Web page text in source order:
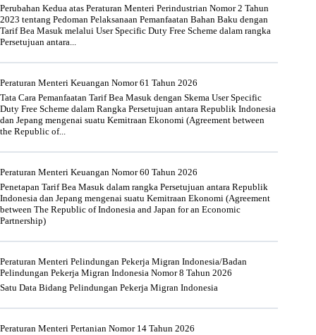
Perubahan Kedua atas Peraturan Menteri Perindustrian Nomor 2 Tahun
2023 tentang Pedoman Pelaksanaan Pemanfaatan Bahan Baku dengan
Tarif Bea Masuk melalui User Specific Duty Free Scheme dalam rangka
Persetujuan antara...
Peraturan Menteri Keuangan Nomor 61 Tahun 2026
Tata Cara Pemanfaatan Tarif Bea Masuk dengan Skema User Specific
Duty Free Scheme dalam Rangka Persetujuan antara Republik Indonesia
dan Jepang mengenai suatu Kemitraan Ekonomi (Agreement between
the Republic of...
Peraturan Menteri Keuangan Nomor 60 Tahun 2026
Penetapan Tarif Bea Masuk dalam rangka Persetujuan antara Republik
Indonesia dan Jepang mengenai suatu Kemitraan Ekonomi (Agreement
between The Republic of Indonesia and Japan for an Economic
Partnership)
Peraturan Menteri Pelindungan Pekerja Migran Indonesia/Badan
Pelindungan Pekerja Migran Indonesia Nomor 8 Tahun 2026
Satu Data Bidang Pelindungan Pekerja Migran Indonesia
Peraturan Menteri Pertanian Nomor 14 Tahun 2026